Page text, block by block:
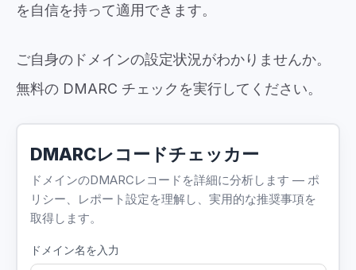
を自信を持って適用できます。
ご自身のドメインの設定状況がわかりませんか。
無料の DMARC チェックを実行してください。
DMARCレコードチェッカー
ドメインのDMARCレコードを詳細に分析します — ポ
リシー、レポート設定を理解し、実用的な推奨事項を
取得します。
ドメイン名を入力